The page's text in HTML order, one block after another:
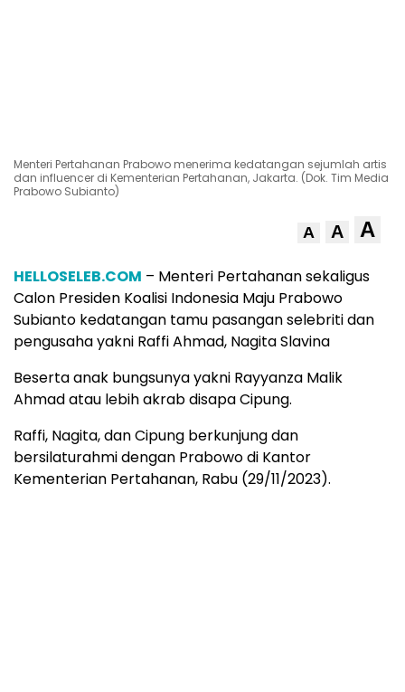
Menteri Pertahanan Prabowo menerima kedatangan sejumlah artis
dan influencer di Kementerian Pertahanan, Jakarta. (Dok. Tim Media
Prabowo Subianto)
A A A
HELLOSELEB.COM – Menteri Pertahanan sekaligus
Calon Presiden Koalisi Indonesia Maju Prabowo
Subianto kedatangan tamu pasangan selebriti dan
pengusaha yakni Raffi Ahmad, Nagita Slavina
Beserta anak bungsunya yakni Rayyanza Malik
Ahmad atau lebih akrab disapa Cipung.
Raffi, Nagita, dan Cipung berkunjung dan
bersilaturahmi dengan Prabowo di Kantor
Kementerian Pertahanan, Rabu (29/11/2023).